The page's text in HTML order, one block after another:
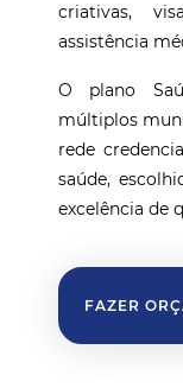
criativas,
assistência
O plano
múltiplos
rede
saúde,
excelência de
FAZER